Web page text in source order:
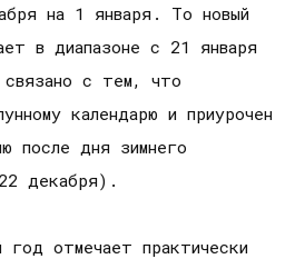
на 1 января. То новый
в диапазоне с 21 января
с тем, что
календарю и приурочен
после дня зимнего
декабря).
отмечает практически